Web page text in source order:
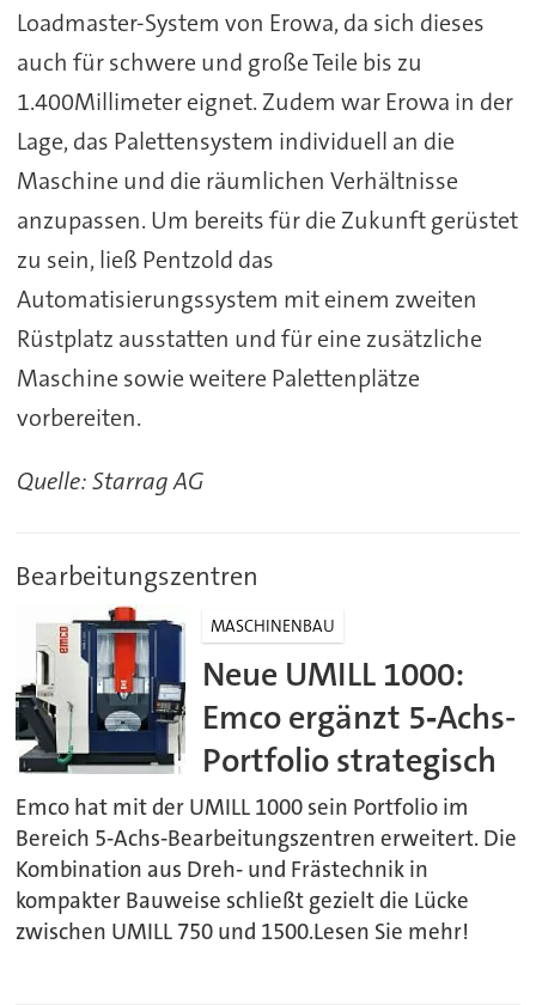
Loadmaster-System von Erowa, da sich dieses
auch für schwere und große Teile bis zu
1.400Millimeter eignet. Zudem war Erowa in der
Lage, das Palettensystem individuell an die
Maschine und die räumlichen Verhältnisse
anzupassen. Um bereits für die Zukunft gerüstet
zu sein, ließ Pentzold das
Automatisierungssystem mit einem zweiten
Rüstplatz ausstatten und für eine zusätzliche
Maschine sowie weitere Palettenplätze
vorbereiten.
Quelle: Starrag AG
Bearbeitungszentren
MASCHINENBAU
Neue UMILL 1000:
Emco ergänzt 5‑Achs-
Portfolio strategisch
Emco hat mit der UMILL 1000 sein Portfolio im
Bereich 5‑Achs‑Bearbeitungszentren erweitert. Die
Kombination aus Dreh‑ und Frästechnik in
kompakter Bauweise schließt gezielt die Lücke
zwischen UMILL 750 und 1500.Lesen Sie mehr!